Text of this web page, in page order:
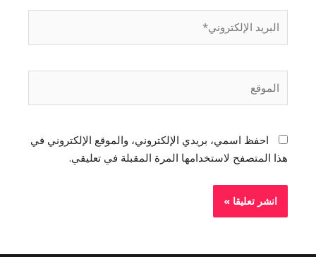
احفظ اسمي، بريدي الإلكتروني، والموقع الإلكتروني في
هذا المتصفح لاستخدامها المرة المقبلة في تعليقي.